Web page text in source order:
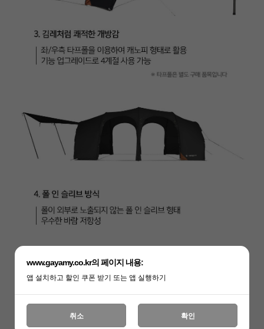
www.gayamy.co.kr의 페이지 내용:
앱 설치하고 할인 쿠폰 받기 또는 앱 실행하기
취소 확인